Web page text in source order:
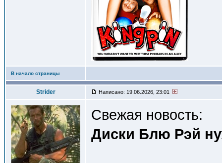
В начало страницы
Strider Написано: 19.06.2026, 23:01
Свежая новость:
Диски Блю Рэй